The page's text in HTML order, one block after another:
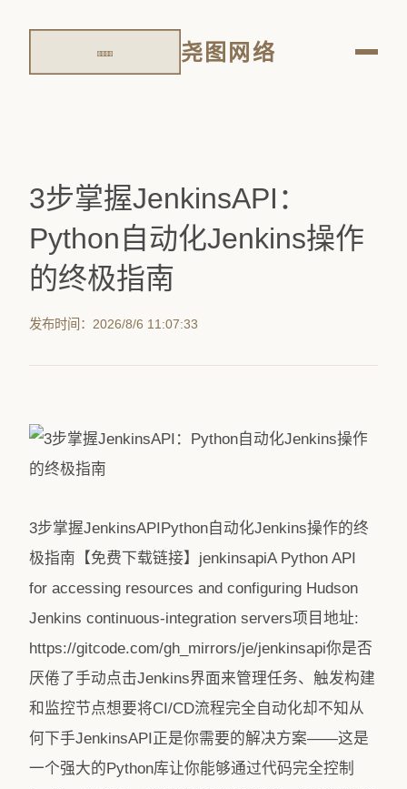
尧图网络
3步掌握JenkinsAPI：
Python自动化Jenkins操作
的终极指南
发布时间：2026/8/6 11:07:33
3步掌握JenkinsAPIPython自动化Jenkins操作的终
极指南【免费下载链接】jenkinsapiA Python API
for accessing resources and configuring Hudson
Jenkins continuous-integration servers项目地址:
https://gitcode.com/gh_mirrors/je/jenkinsapi你是否
厌倦了手动点击Jenkins界面来管理任务、触发构建
和监控节点想要将CI/CD流程完全自动化却不知从
何下手JenkinsAPI正是你需要的解决方案——这是
一个强大的Python库让你能够通过代码完全控制